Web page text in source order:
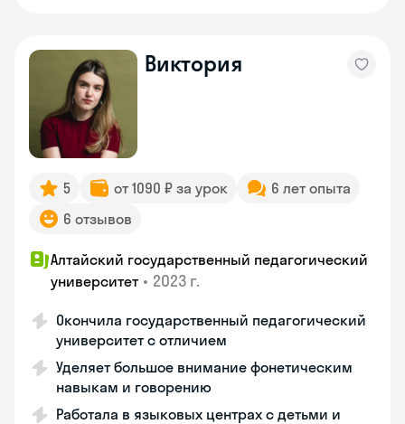
Виктория
5 от 1090 ₽ за урок
6 лет опыта
6 отзывов
Алтайский государственный педагогический
университет • 2023 г.
Окончила государственный педагогический
университет с отличием
Уделяет большое внимание фонетическим
навыкам и говорению
Работала в языковых центрах с детьми и